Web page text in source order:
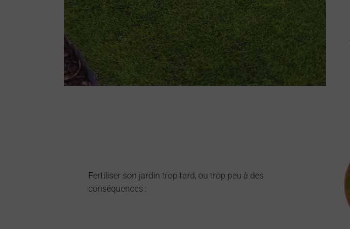
Fertiliser son jardin trop tard, ou trop peu à des
conséquences :